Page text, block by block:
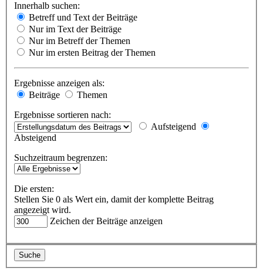
Innerhalb suchen:
Betreff und Text der Beiträge
Nur im Text der Beiträge
Nur im Betreff der Themen
Nur im ersten Beitrag der Themen
Ergebnisse anzeigen als:
Beiträge
Themen
Ergebnisse sortieren nach:
Aufsteigend
Absteigend
Suchzeitraum begrenzen:
Die ersten:
Stellen Sie 0 als Wert ein, damit der komplette Beitrag
angezeigt wird.
Zeichen der Beiträge anzeigen